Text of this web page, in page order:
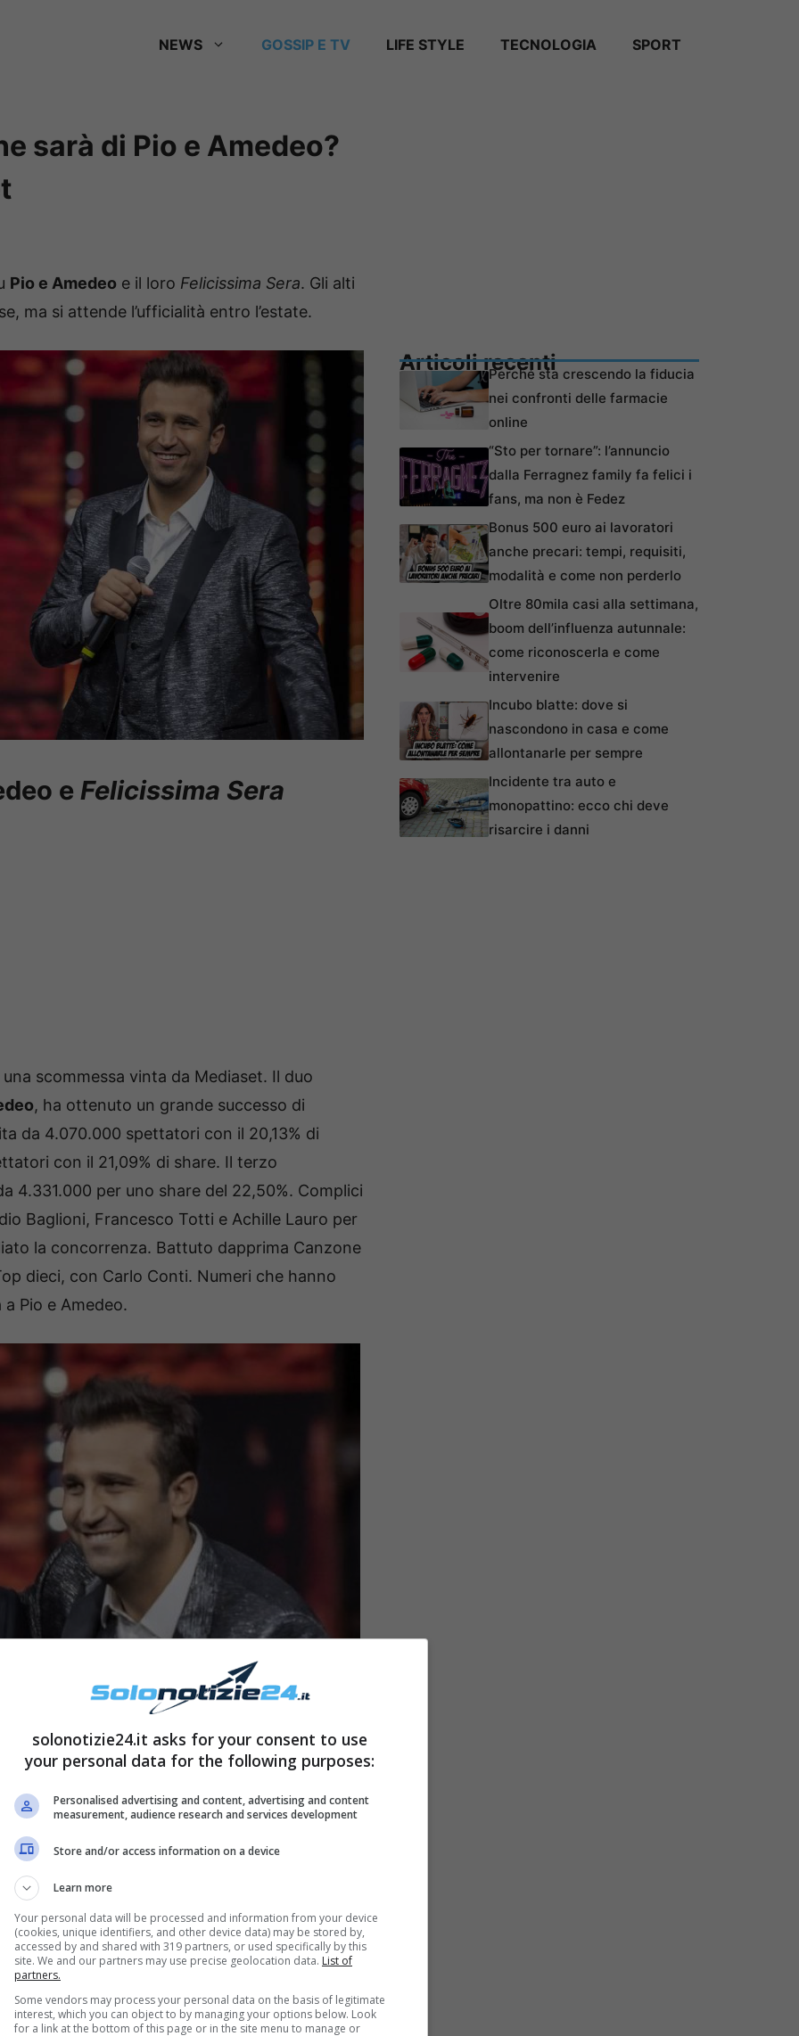
NEWS GOSSIP E TV LIFE STYLE TECNOLOGIA SPORT
sarà di Pio e Amedeo?
Pio e Amedeo e il loro Felicissima Sera. Gli alti
ma si attende l’ufficialità entro l’estate.
e Felicissima Sera
scommessa vinta da Mediaset. Il duo
, ha ottenuto un grande successo di
da 4.070.000 spettatori con il 20,13% di
con il 21,09% di share. Il terzo
4.331.000 per uno share del 22,50%. Complici
Baglioni, Francesco Totti e Achille Lauro per
la concorrenza. Battuto dapprima Canzone
dieci, con Carlo Conti. Numeri che hanno
Pio e Amedeo.
di Cologno Monzese da qualche
attendere la presentazione dei nuovi
entro il mese di giugno e potremo così
già in autunno. Oppure bisognerà
Oggi, conferma che Mediaset ha
e Amedeo. Il format dovrebbe essere lo
comici e canzoni. Potrebbero però
anti-Covid permettendo – e il numero delle
Articoli recentiPerché sta crescendo la fiducia
nei confronti delle farmacie
online
“Sto per tornare”: l’annuncio
dalla Ferragnez family fa felici i
fans, ma non è Fedez
Bonus 500 euro ai lavoratori
anche precari: tempi, requisiti,
modalità e come non perderlo
Oltre 80mila casi alla settimana,
boom dell’influenza autunnale:
come riconoscerla e come
intervenire
Incubo blatte: dove si
nascondono in casa e come
allontanarle per sempre
Incidente tra auto e
monopattino: ecco chi deve
risarcire i danni
solonotizie24.it asks for your consent to use
your personal data for the following purposes:
Personalised advertising and content, advertising and content
measurement, audience research and services development
Store and/or access information on a device
Learn more
Your personal data will be processed and information from your device
(cookies, unique identifiers, and other device data) may be stored by,
accessed by and shared with 319 partners, or used specifically by this
site. We and our partners may use precise geolocation data. List of
partners.
Some vendors may process your personal data on the basis of legitimate
interest, which you can object to by managing your options below. Look
for a link at the bottom of this page or in the site menu to manage or